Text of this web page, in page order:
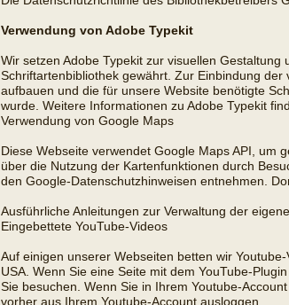
Verwendung von Adobe Typekit
Wir setzen Adobe Typekit zur visuellen
Schriftartenbibliothek gewährt. Zur Einbindung
aufbauen und die für unsere Website benötigte
wurde. Weitere Informationen zu Adobe Typekit
Verwendung von Google Maps
Diese Webseite verwendet Google Maps API, um
über die Nutzung der Kartenfunktionen durch
den Google-Datenschutzhinweisen entnehmen.
Ausführliche Anleitungen zur Verwaltung der
Eingebettete YouTube-Videos
Auf einigen unserer Webseiten betten wir
USA. Wenn Sie eine Seite mit dem YouTube-
Sie besuchen. Wenn Sie in Ihrem Youtube-
vorher aus Ihrem Youtube-Account ausloggen.